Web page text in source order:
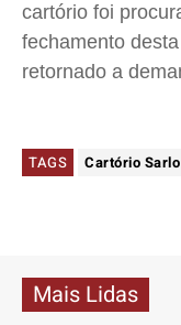
cartório foi
fechamento
retornado a
TAGS Cartório Sarlo
Mais Lidas